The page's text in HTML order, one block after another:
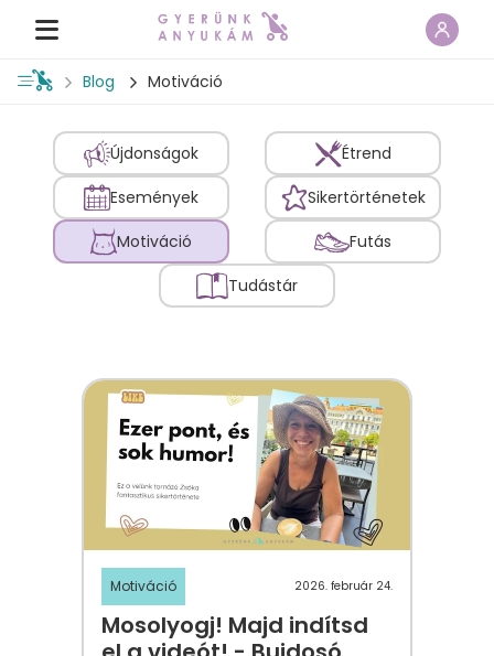
Blog Motiváció
Újdonságok
Étrend
Események
Sikertörténetek
Motiváció
Futás
Tudástár
Motiváció 2026. február 24.
Mosolyogj! Majd indítsd